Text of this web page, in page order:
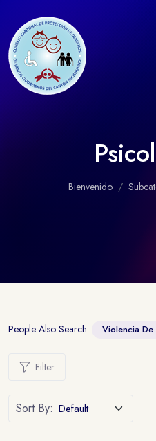
Bienvenido
People Also Search: Violencia
Filter
Sort By: